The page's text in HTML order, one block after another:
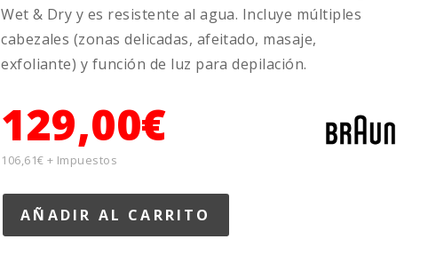
Wet & Dry y es resistente al agua. Incluye múltiples
cabezales (zonas delicadas, afeitado, masaje,
exfoliante) y función de luz para depilación.
129,00€
106,61€ + Impuestos